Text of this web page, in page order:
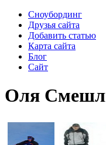
Сноубординг
Друзья сайта
Добавить статью
Карта сайта
Блог
Сайт
Оля